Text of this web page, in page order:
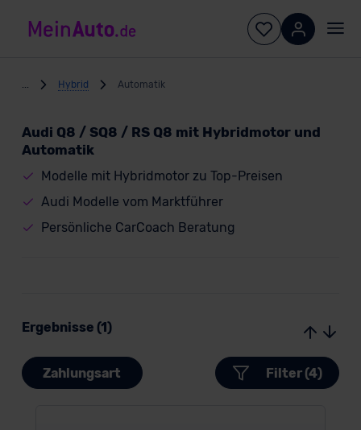
Hybrid Automatik
Audi Q8 / SQ8 / RS Q8 mit Hybridmotor und
Automatik
Modelle mit Hybridmotor zu Top-Preisen
Audi Modelle vom Marktführer
Persönliche CarCoach Beratung
Ergebnisse (1)
Zahlungsart Filter (4)